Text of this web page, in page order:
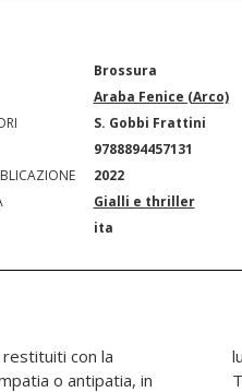
Brossura
Araba Fenice (Arco)
S. Gobbi Frattini
9788894457131
2022
Gialli e thriller
ita
con la
o antipatia, in
ma anche
uomini di legge e